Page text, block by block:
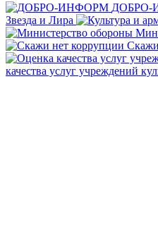
Звезда и Лира
качества услуг учреждений